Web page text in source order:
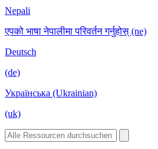
Nepali
एपको भाषा नेपालीमा परिवर्तन गर्नुहोस् (ne)
Deutsch
(de)
Українська (Ukrainian)
(uk)